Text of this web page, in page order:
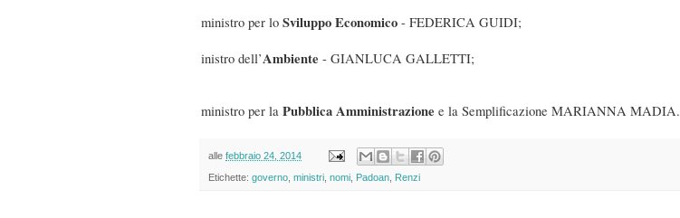
ministro per lo Sviluppo Economico - FEDERICA GUIDI;
inistro dell’Ambiente - GIANLUCA GALLETTI;
ministro per la Pubblica Amministrazione e la Semplificazione MARIANNA MADIA.
alle febbraio 24, 2014
Etichette: governo ministri nomi Padoan Renzi